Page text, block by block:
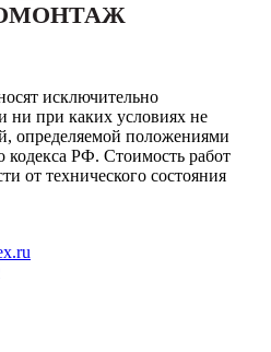
исключительно
ни при каких условиях не
определяемой положениями
кодекса РФ. Стоимость работ
от технического состояния